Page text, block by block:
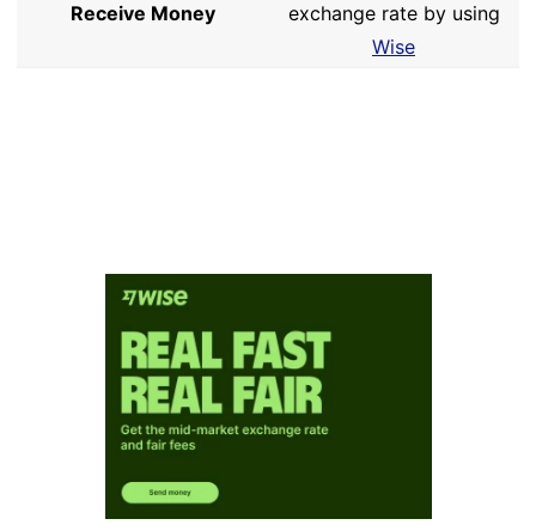
Receive Money
exchange rate by using
Wise